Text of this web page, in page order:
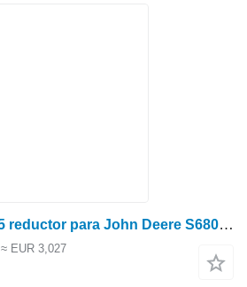
John Deere DE20135 reductor para John Deere S680 cosechadora de cereales
≈ EUR 3,027